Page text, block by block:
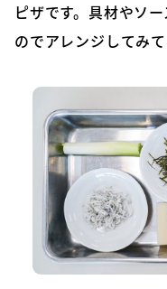
ピザです。具材やソ
のでアレンジしてみて